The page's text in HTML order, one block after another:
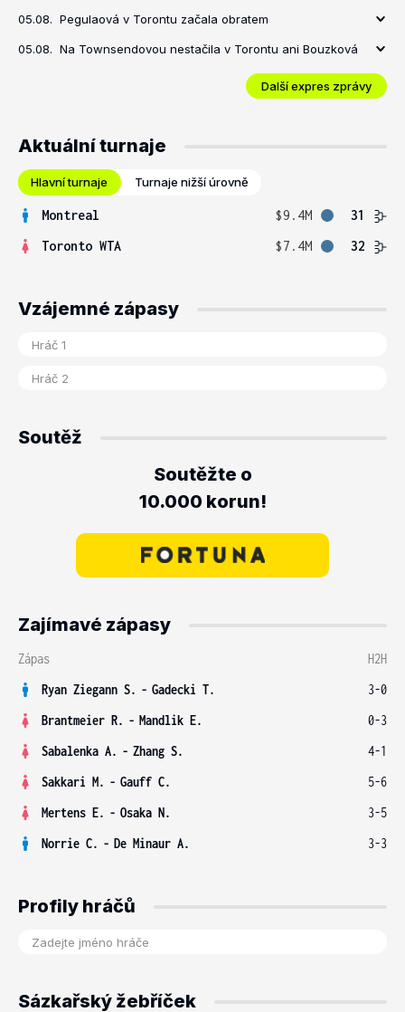
05.08. Pegulaová v Torontu začala obratem
05.08. Na Townsendovou nestačila v Torontu ani Bouzková
Další expres zprávy
Aktuální turnaje
Hlavní turnaje Turnaje nižší úrovně
Montreal $9.4M
31
Toronto WTA
$7.4M 32
Vzájemné zápasy
Soutěž
Soutěžte o
10.000 korun!
Zajímavé zápasy
Zápas
H2H
Ryan Ziegann S. - Gadecki T.
3-0
Brantmeier R. - Mandlik E.
0-3
Sabalenka A. - Zhang S.
4-1
Sakkari M. - Gauff C.
5-6
Mertens E. - Osaka N.
3-5
Norrie C. - De Minaur A. 3-3
Profily hráčů
Sázkařský žebříček